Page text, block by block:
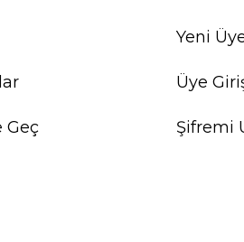
Geç
Yeni
Üye
Şifremi